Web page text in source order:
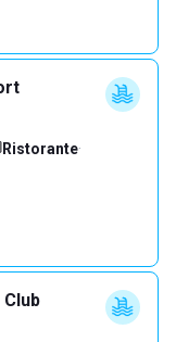
Ristorante·